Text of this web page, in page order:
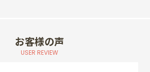
お客様の声
USER REVIEW